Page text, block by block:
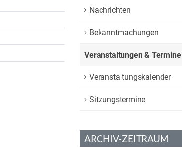
Nachrichten
Bekanntmachungen
Veranstaltungen & Termine
Veranstaltungskalender
Sitzungstermine
ARCHIV-ZEITRAUM